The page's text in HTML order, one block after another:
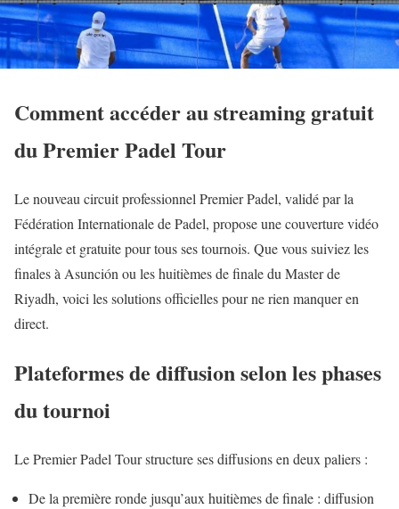
Comment accéder au streaming gratuit
du Premier Padel Tour
Le nouveau circuit professionnel Premier Padel, validé par la
Fédération Internationale de Padel, propose une couverture vidéo
intégrale et gratuite pour tous ses tournois. Que vous suiviez les
finales à Asunción ou les huitièmes de finale du Master de
Riyadh, voici les solutions officielles pour ne rien manquer en
direct.
Plateformes de diffusion selon les phases
du tournoi
Le Premier Padel Tour structure ses diffusions en deux paliers :
De la première ronde jusqu’aux huitièmes de finale : diffusion